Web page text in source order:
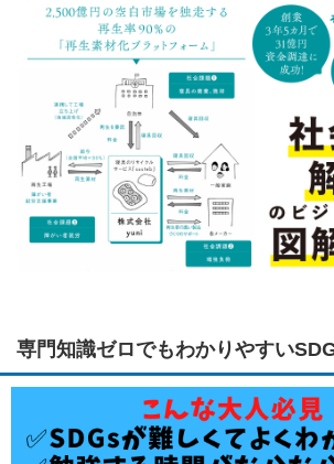
専門知識ゼロでもわかりやすい